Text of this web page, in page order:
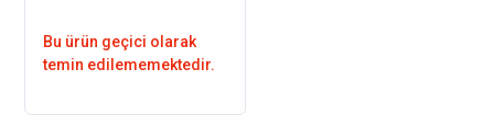
Bu ürün geçici olarak
temin edilememektedir.